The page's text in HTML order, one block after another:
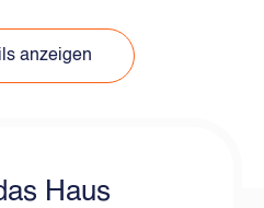
anzeigen
Haus